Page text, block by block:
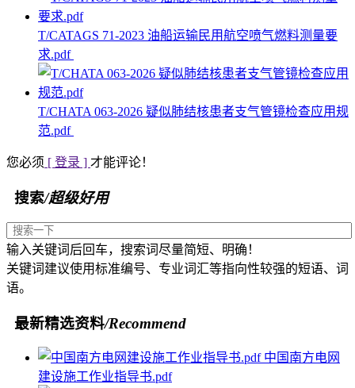
T/CATAGS 71-2023 油船运输民用航空喷气燃料测量要
求.pdf
T/CHATA 063-2026 疑似肺结核患者支气管镜检查应用规
范.pdf
您必须 [ 登录 ] 才能评论！
搜索/超级好用
输入关键词后回车，搜索词尽量简短、明确！
关键词建议使用标准编号、专业词汇等指向性较强的短语、词
语。
最新精选资料/Recommend
中国南方电网
建设施工作业指导书.pdf